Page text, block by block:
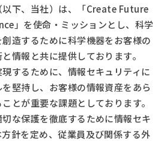
コラム Column
以下、当社）は、「Create Future
」を使命・ミッションとし、科学
造するために科学機器をお客様の
情報と共に提供しております。
するために、情報セキュリティに
堅持し、お客様の情報資産をあら
とが重要な課題としております。
な保護を徹底するために情報セキ
針を定め、従業員及び関係する外